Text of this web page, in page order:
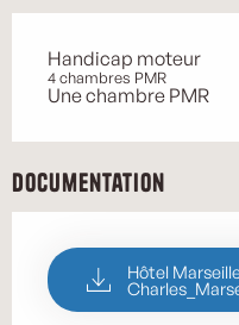
Handicap moteur
4 chambres PMR
Une chambre PMR
Documentation
Hôtel